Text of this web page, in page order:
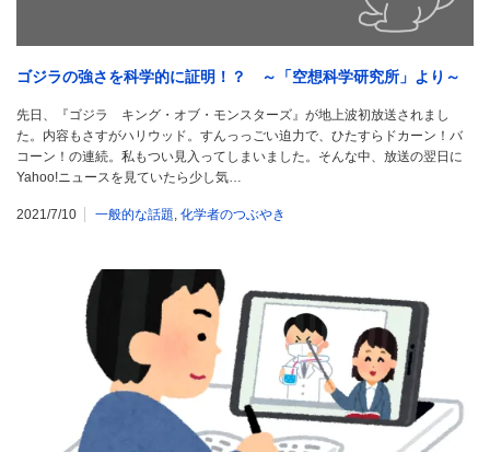
ゴジラの強さを科学的に証明！？ ～「空想科学研究所」より～
先日、『ゴジラ キング・オブ・モンスターズ』が地上波初放送されまし
た。内容もさすがハリウッド。すんっっごい迫力で、ひたすらドカーン！バ
コーン！の連続。私もつい見入ってしまいました。そんな中、放送の翌日に
Yahoo!ニュースを見ていたら少し気…
2021/7/10 一般的な話題 化学者のつぶやき